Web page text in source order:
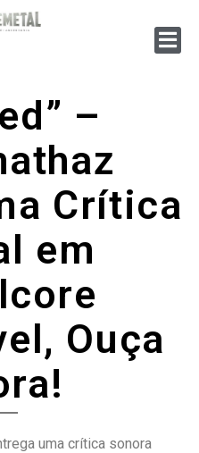
–
Crítica
em
Ouça
uma crítica sonora